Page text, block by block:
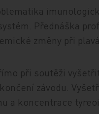
Přednáška
změny při
při soutěži
závodu.
a koncentrace